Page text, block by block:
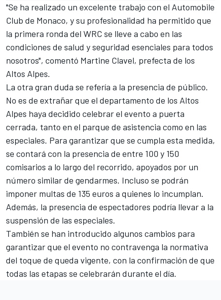
"Se ha realizado un excelente trabajo con el Automobile
Club de Monaco, y su profesionalidad ha permitido que
la primera ronda del WRC se lleve a cabo en las
condiciones de salud y seguridad esenciales para todos
nosotros", comentó Martine Clavel, prefecta de los
Altos Alpes.
La otra gran duda se refería a la presencia de público.
No es de extrañar que el departamento de los Altos
Alpes haya decidido celebrar el evento a puerta
cerrada, tanto en el parque de asistencia como en las
especiales. Para garantizar que se cumpla esta medida,
se contará con la presencia de entre 100 y 150
comisarios a lo largo del recorrido, apoyados por un
número similar de gendarmes. Incluso se podrán
imponer multas de 135 euros a quienes lo incumplan.
Además, la presencia de espectadores podría llevar a la
suspensión de las especiales.
También se han introducido algunos cambios para
garantizar que el evento no contravenga la normativa
del toque de queda vigente, con la confirmación de que
todas las etapas se celebrarán durante el día.